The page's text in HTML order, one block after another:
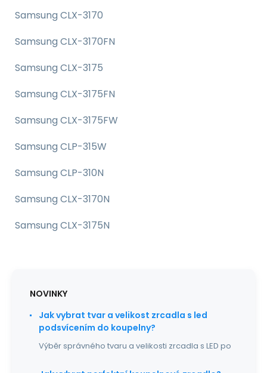
Samsung CLX-3170
Samsung CLX-3170FN
Samsung CLX-3175
Samsung CLX-3175FN
Samsung CLX-3175FW
Samsung CLP-315W
Samsung CLP-310N
Samsung CLX-3170N
Samsung CLX-3175N
NOVINKY
Jak vybrat tvar a velikost zrcadla s led
podsvícením do koupelny?
Výběr správného tvaru a velikosti zrcadla s LED po